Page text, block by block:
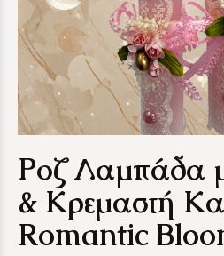
Ροζ Λαμπάδα
& Κρεμαστή
Romantic